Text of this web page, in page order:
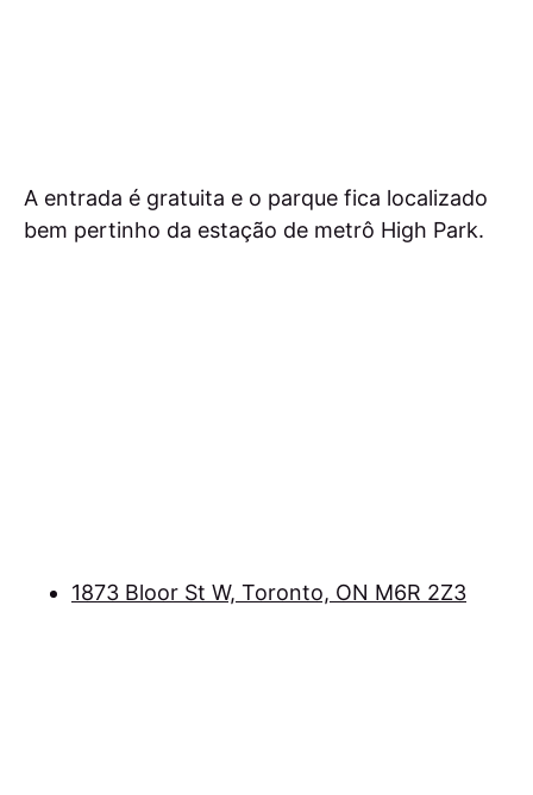
A entrada é gratuita e o parque fica localizado
bem pertinho da estação de metrô High Park.
1873 Bloor St W, Toronto, ON M6R 2Z3